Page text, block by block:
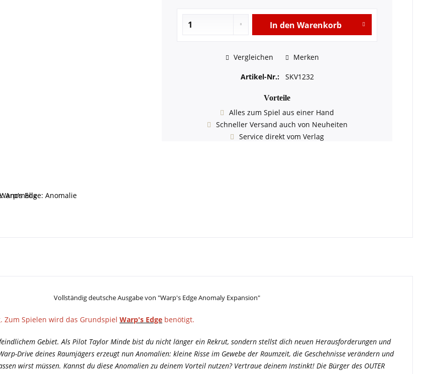
In den Warenkorb
Vergleichen Merken
Artikel-Nr.: SKV1232
Vorteile
Alles zum Spiel aus einer Hand
Schneller Versand auch von Neuheiten
Service direkt vom Verlag
Vollständig deutsche Ausgabe von "Warp's Edge Anomaly Expansion"
Zum Spielen wird das Grundspiel Warp's Edge benötigt.
Gebiet. Als Pilot Taylor Minde bist du nicht länger ein Rekrut, sondern stellst dich neuen Herausforderungen und
Drive deines Raumjägers erzeugt nun Anomalien: kleine Risse im Gewebe der Raumzeit, die Geschehnisse verändern und
wirst müssen. Kannst du diese Anomalien zu deinem Vorteil nutzen? Vertraue deinem Instinkt! Die Bürger des OUTER